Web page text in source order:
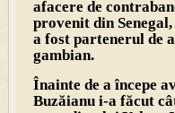
afacere de
provenit din
a fost partenerul de
gambian.
Înainte de a începe
Buzăianu i-a făcut